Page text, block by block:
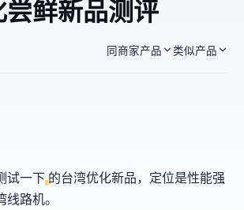
优化 尝鲜新品测评
同商家产品 类似产品
试一下 的台湾优化新品，定位是性能强
路机。